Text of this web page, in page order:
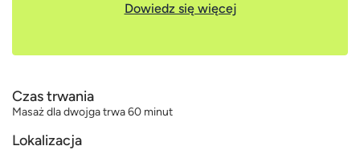
Dowiedz się więcej
Czas trwania
Masaż dla dwojga trwa 60 minut
Lokalizacja